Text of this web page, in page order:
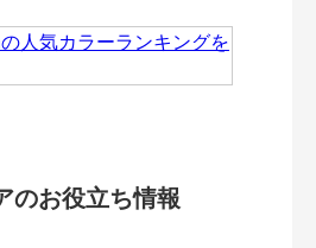
のお役立ち情報